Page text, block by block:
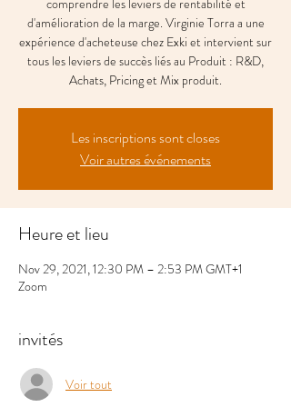
comprendre les leviers de rentabilité et
d'amélioration de la marge. Virginie Torra a une
expérience d'acheteuse chez Exki et intervient sur
tous les leviers de succès liés au Produit : R&D,
Achats, Pricing et Mix produit.
Les inscriptions sont closes
Voir autres événements
Heure et lieu
Nov 29, 2021, 12:30 PM – 2:53 PM GMT+1
Zoom
invités
Voir tout